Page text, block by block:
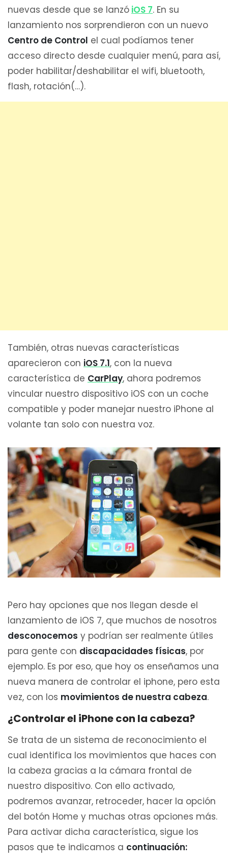
nuevas desde que se lanzó iOS 7. En su
lanzamiento nos sorprendieron con un nuevo
Centro de Control el cual podíamos tener
acceso directo desde cualquier menú, para así,
poder habilitar/deshabilitar el wifi, bluetooth,
flash, rotación(…).
También, otras nuevas características
aparecieron con iOS 7.1, con la nueva
característica de CarPlay, ahora podremos
vincular nuestro dispositivo iOS con un coche
compatible y poder manejar nuestro iPhone al
volante tan solo con nuestra voz.
Pero hay opciones que nos llegan desde el
lanzamiento de iOS 7, que muchos de nosotros
desconocemos y podrían ser realmente útiles
para gente con discapacidades físicas, por
ejemplo. Es por eso, que hoy os enseñamos una
nueva manera de controlar el iphone, pero esta
vez, con los movimientos de nuestra cabeza.
¿Controlar el iPhone con la cabeza?
Se trata de un sistema de reconocimiento el
cual identifica los movimientos que haces con
la cabeza gracias a la cámara frontal de
nuestro dispositivo. Con ello activado,
podremos avanzar, retroceder, hacer la opción
del botón Home y muchas otras opciones más.
Para activar dicha característica, sigue los
pasos que te indicamos a continuación: